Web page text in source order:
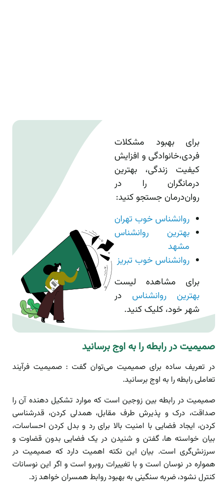
برای بهبود مشکلات
فردی،خانوادگی و افزایش
کیفیت زندگی، بهترین
درمانگران را در
روان‌درمان جستجو کنید:
روانشناس خوب تهران
بهترین روانشناس
مشهد
روانشناس خوب تبریز
برای مشاهده لیست
بهترین روانشناس در
شهر خود، کلیک کنید.
صمیمیت در رابطه را به اوج برسانید
در تعریف ساده برای صمیمیت می‌توان گفت : صمیمیت فرآیند
تعاملی رابطه را به اوج برسانید.
صمیمیت در رابطه بین زوجین است که موارد تشکیل دهنده آن را
صداقت، درک و پذیرش طرف مقابل، همدلی کردن، قدرشناسی
کردن، ایجاد فضایی با امنیت بالا برای رد و بدل کردن احساسات،
بیان خواسته ها، گفتن و شنیدن در یک فضایی بدون قضاوت و
سرزنش‌گری است. بیان این نکته اهمیت دارد که صمیمیت در
همواره در نوسان است و با تغییرات روبرو است و اگر این نوسانات
کنترل نشود، ضربه سنگینی به بهبود روابط همسران خواهد زد.